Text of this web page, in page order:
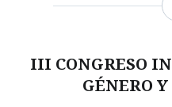
III CONGRESO
GÉNERO